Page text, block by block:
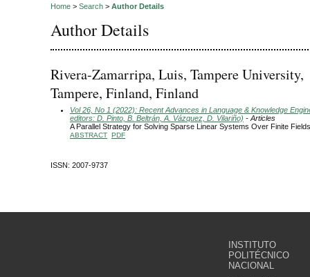
Home > Search > Author Details
Author Details
Rivera-Zamarripa, Luis, Tampere University,
Tampere, Finland, Finland
Vol 26, No 1 (2022): Recent Advances in Language & Knowledge
editors: D. Pinto, B. Beltrán, A. Vázquez, D. Vilariño) - Articles
A Parallel Strategy for Solving Sparse Linear Systems Over Finite Fields
ABSTRACT PDF
ISSN: 2007-9737
INSTITUTO
POLITÉCNICO
NACIONAL